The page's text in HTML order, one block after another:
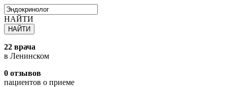
НАЙТИ
22 врача
в Ленинском
0 отзывов
пациентов о приеме